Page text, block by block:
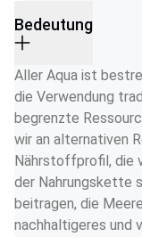
Bedeutung
Aller Aqua ist
die Verwendung
begrenzte
wir an alternativen
Nährstoffprofil, die
der Nahrungskette
beitragen, die
nachhaltigeres und